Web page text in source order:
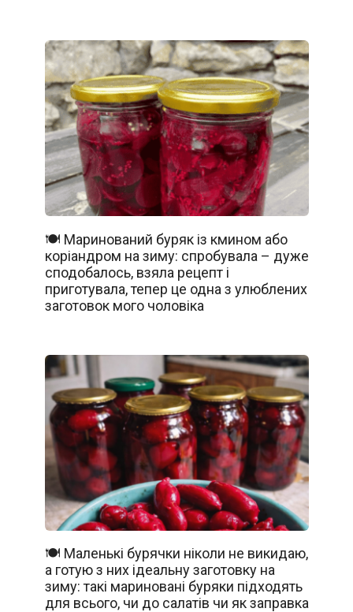
🍽️ Маринований буряк із кмином або
коріандром на зиму: спробувала – дуже
сподобалось, взяла рецепт і
приготувала, тепер це одна з улюблених
заготовок мого чоловіка
🍽️ Маленькі бурячки ніколи не викидаю,
а готую з них ідеальну заготовку на
зиму: такі мариновані буряки підходять
для всього, чи до салатів чи як заправка